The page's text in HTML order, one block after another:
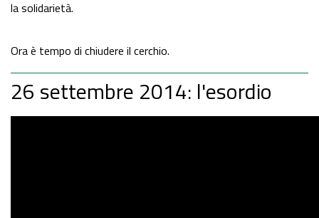
la solidarietà.
Ora è tempo di chiudere il cerchio.
26 settembre 2014: l'esordio